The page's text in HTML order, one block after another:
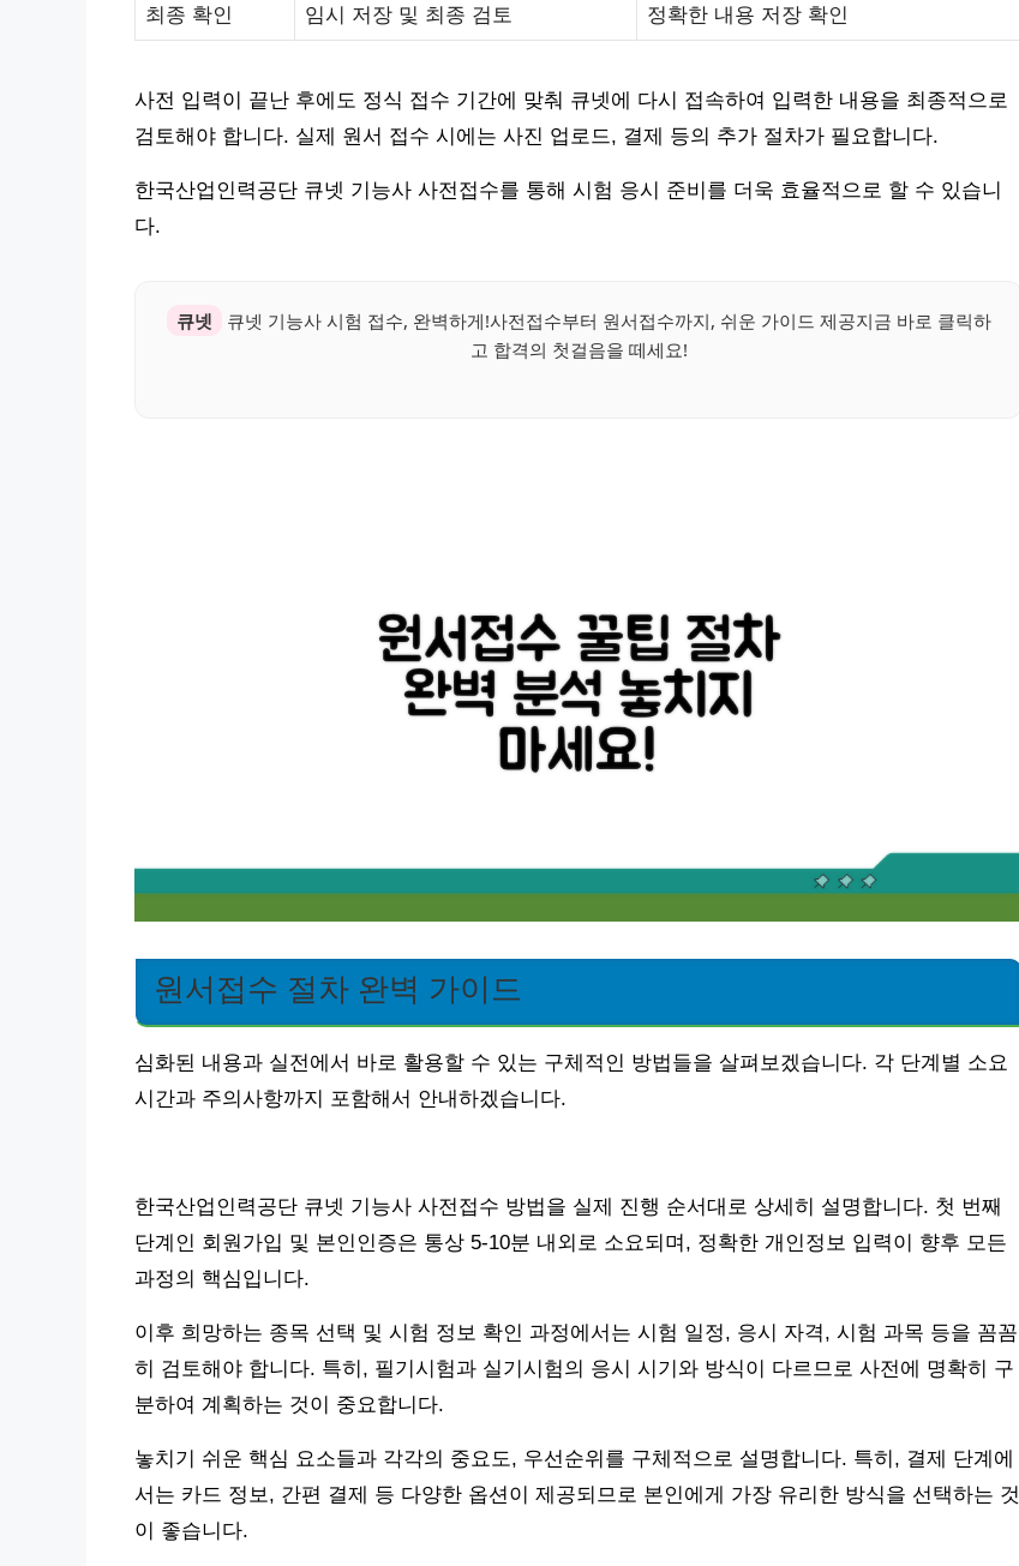
최종 확인 임시 저장 및 최종 검토 정확한 내용 저장 확인
사전 입력이 끝난 후에도 정식 접수 기간에 맞춰 큐넷에 다시 접속하여 입력한 내용을 최종적으로
검토해야 합니다. 실제 원서 접수 시에는 사진 업로드, 결제 등의 추가 절차가 필요합니다.
한국산업인력공단 큐넷 기능사 사전접수를 통해 시험 응시 준비를 더욱 효율적으로 할 수 있습니
다.
큐넷
큐넷 기능사 시험 접수, 완벽하게!사전접수부터 원서접수까지, 쉬운 가이드 제공지금 바로 클릭하
고 합격의 첫걸음을 떼세요!
원서접수 절차 완벽 가이드
심화된 내용과 실전에서 바로 활용할 수 있는 구체적인 방법들을 살펴보겠습니다. 각 단계별 소요
시간과 주의사항까지 포함해서 안내하겠습니다.
한국산업인력공단 큐넷 기능사 사전접수 방법을 실제 진행 순서대로 상세히 설명합니다. 첫 번째
단계인 회원가입 및 본인인증은 통상 5-10분 내외로 소요되며, 정확한 개인정보 입력이 향후 모든
과정의 핵심입니다.
이후 희망하는 종목 선택 및 시험 정보 확인 과정에서는 시험 일정, 응시 자격, 시험 과목 등을 꼼꼼
히 검토해야 합니다. 특히, 필기시험과 실기시험의 응시 시기와 방식이 다르므로 사전에 명확히 구
분하여 계획하는 것이 중요합니다.
놓치기 쉬운 핵심 요소들과 각각의 중요도, 우선순위를 구체적으로 설명합니다. 특히, 결제 단계에
서는 카드 정보, 간편 결제 등 다양한 옵션이 제공되므로 본인에게 가장 유리한 방식을 선택하는 것
이 좋습니다.